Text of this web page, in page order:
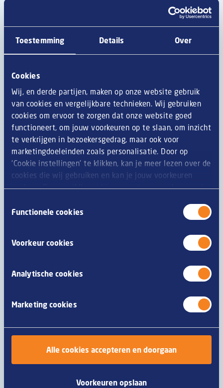
Toestemming Details Over
Cookies
Wij, en derde partijen, maken op onze website gebruik
van cookies en vergelijkbare technieken. Wij gebruiken
cookies om ervoor te zorgen dat onze website goed
functioneert, om jouw voorkeuren op te slaan, om inzicht
te verkrijgen in bezoekersgedrag, maar ook voor
marketingdoeleinden zoals personalisatie. Door op
‘Cookie instellingen’ te klikken, kan je meer lezen over de
cookies die wij gebruiken en kan je jouw voorkeuren
opslaan. Door op ‘Alle cookies accepteren en doorgaan’
cookies zoals omschreven in onze
Functionele cookies
Voorkeur cookies
Analytische cookies
Marketing cookies
Alle cookies accepteren en doorgaan
Voorkeuren opslaan
Welke snacks passen het best bij
hard seltzer? De perfecte food
pairings.
Lees meer
Philly sandwich met frikandel
Lees meer